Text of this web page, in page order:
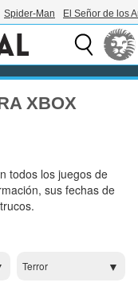
Spider-Man El Señor de los
XBOX
todos los juegos de
sus fechas de
Terror